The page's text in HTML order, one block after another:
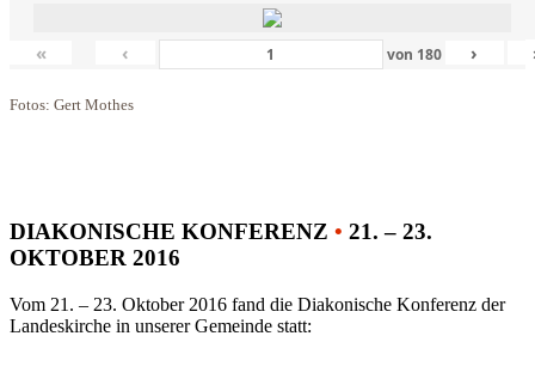
« ‹ von 180 ›
Fotos: Gert Mothes
DIAKONISCHE KONFERENZ • 21. – 23.
OKTOBER 2016
Vom 21. – 23. Oktober 2016 fand die Diakonische Konferenz der
Landeskirche in unserer Gemeinde statt: